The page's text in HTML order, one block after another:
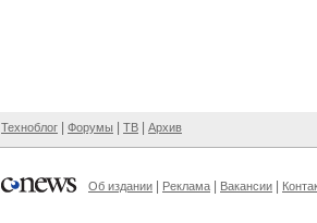
Техноблог Форумы ТВ Архив
Об издании Реклама Вакансии